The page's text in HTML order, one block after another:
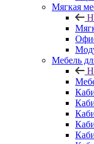
Мягкая
Мебель